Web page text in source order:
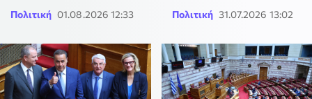
Πολιτική 01.08.2026 12:33 Πολιτική 31.07.2026 13:02